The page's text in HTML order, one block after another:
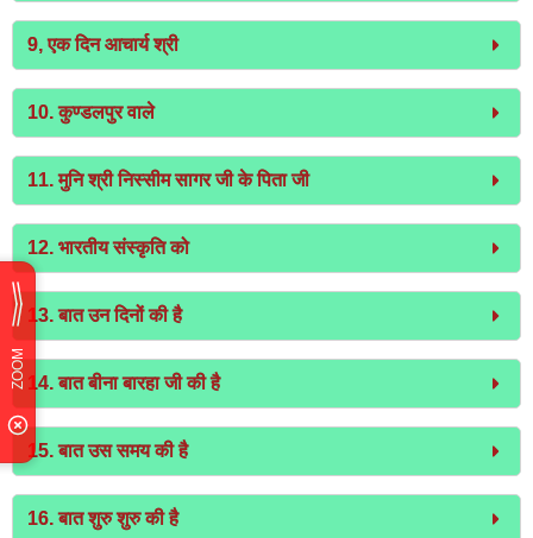
9, एक दिन आचार्य श्री
10. कुण्डलपुर वाले
11. मुनि श्री निस्सीम सागर जी के पिता जी
12. भारतीय संस्कृति को
13. बात उन दिनों की है
14. बात बीना बारहा जी की है
15. बात उस समय की है
16. बात शुरु शुरु की है